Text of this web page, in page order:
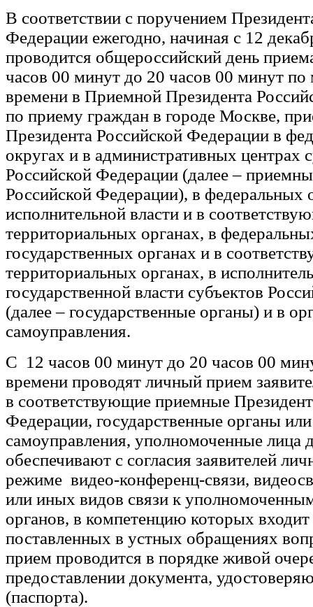
В соответствии с поручением
Федерации ежегодно, начиная с 12
проводится общероссийский день
часов 00 минут до 20 часов 00 минут по
времени в Приемной Президента
по приему граждан в городе Москве,
Президента Российской Федерации в
округах и в административных центрах
Российской Федерации (далее –
Российской Федерации), в федеральных
исполнительной власти и в
территориальных органах, в
государственных органах и в
территориальных органах, в
государственной власти субъектов
(далее – государственные органы) и в
самоуправления.
С 12 часов 00 минут до 20 часов 00
времени проводят личный прием
в соответствующие приемные
Федерации, государственные органы
самоуправления, уполномоченные лица
обеспечивают с согласия заявителей
режиме видео-конференц-связи,
или иных видов связи к
органов, в компетенцию которых
поставленных в устных обращениях
прием проводится в порядке живой
предоставлении документа,
(паспорта).